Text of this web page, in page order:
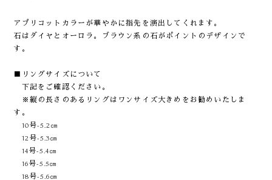
アプリコットカラーが華やかに指先を演出してくれます。
石はダイヤとオーロラ。ブラウン系の石がポイントのデザインで
す。
■リングサイズについて
下記をご確認ください。
※縦の長さのあるリングはワンサイズ大きめをお勧めいたしま
す。
10号-5.2㎝
12号-5.3㎝
14号-5.4㎝
16号-5.5㎝
18号-5.6㎝